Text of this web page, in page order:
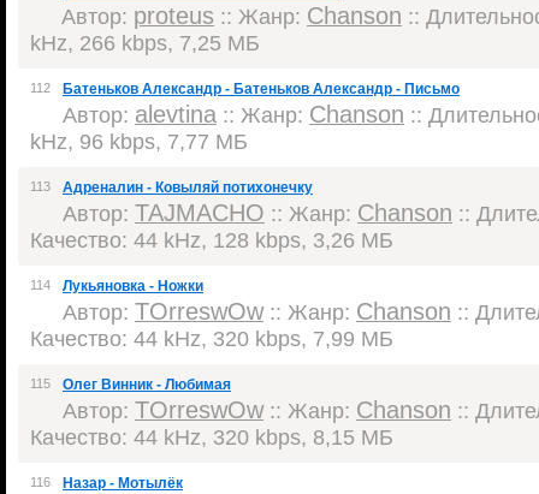
Автор: proteus :: Жанр: Chanson ::
kHz, 266 kbps, 7,25 МБ
112 Батеньков Александр - Батеньков Александр - Письмо
Автор: alevtina :: Жанр: Chanson ::
kHz, 96 kbps, 7,77 МБ
113 Адреналин - Ковыляй потихонечку
Автор: TAJMACHO :: Жанр: Chanson ::
Качество: 44 kHz, 128 kbps, 3,26 МБ
114 Лукьяновка - Ножки
Автор: TOrreswOw:: Жанр: Chanson ::
Качество: 44 kHz, 320 kbps, 7,99 МБ
115 Олег Винник - Любимая
Автор: TOrreswOw:: Жанр: Chanson ::
Качество: 44 kHz, 320 kbps, 8,15 МБ
116 Назар - Мотылёк